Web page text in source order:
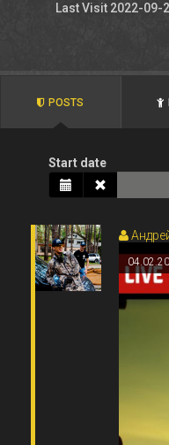
Last Visit 2022-09-
POSTS
Start date